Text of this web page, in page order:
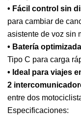
• Fácil control sin
para cambiar de
asistente de voz sin
• Batería
Tipo C para carga
• Ideal para viajes
2
entre dos
Especificaciones: